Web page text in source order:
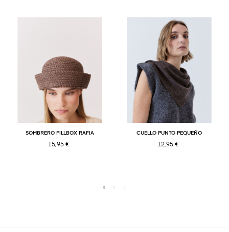
SOMBRERO PILLBOX RAFIA
15,95 €
CUELLO PUNTO PEQUEÑO
12,95 €